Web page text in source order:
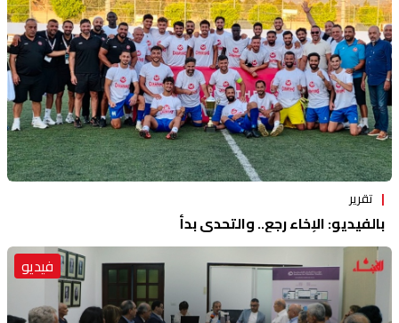
تقرير
بالفيديو: الإخاء رجع.. والتحدي بدأ
فيديو